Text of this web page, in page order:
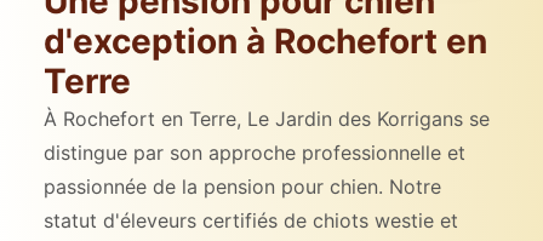
d'exception à Rochefort en
Terre
À Rochefort en Terre, Le Jardin des Korrigans se
distingue par son approche professionnelle et
passionnée de la pension pour chien. Notre
statut d'éleveurs certifiés de chiots westie et